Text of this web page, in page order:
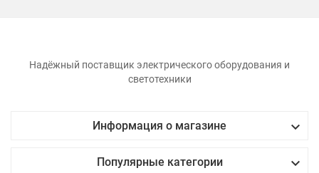
Надёжный поставщик электрического оборудования и
светотехники
Информация о магазине 
Популярные категории 